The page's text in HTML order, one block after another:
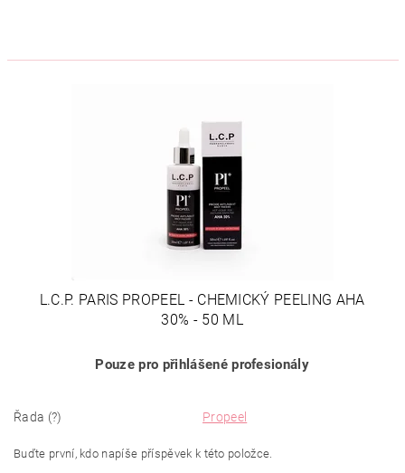
L.C.P. PARIS PROPEEL - CHEMICKÝ PEELING AHA
30% - 50 ML
Pouze pro přihlášené profesionály
Řada (?) Propeel
Buďte první, kdo napíše příspěvek k této položce.